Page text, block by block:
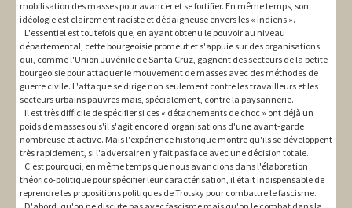
mobilisation des masses pour avancer et se fortifier. En même temps, son
idéologie est clairement raciste et dédaigneuse envers les « Indiens ».
L'essentiel est toutefois que, en ayant obtenu le pouvoir au niveau
départemental, cette bourgeoisie promeut et s'appuie sur des organisations
qui, comme l'Union Juvénile de Santa Cruz, gagnent des secteurs de la petite
bourgeoisie pour attaquer le mouvement de masses avec des méthodes de
guerre civile. L'attaque se dirige non seulement contre les travailleurs et les
secteurs urbains pauvres mais, spécialement, contre la paysannerie.
Il est très difficile de spécifier si ces « détachements de choc » ont déjà un
poids de masses ou s'il s'agit encore d'organisations d'une avant-garde
nombreuse et active. Mais l'expérience historique montre qu'ils se développent
très rapidement, si l'adversaire n'y fait pas face avec une décision totale.
C'est pourquoi, en même temps que nous avancions dans l'élaboration
théorico-politique pour spécifier leur caractérisation, il était indispensable de
reprendre les propositions politiques de Trotsky pour combattre le fascisme.